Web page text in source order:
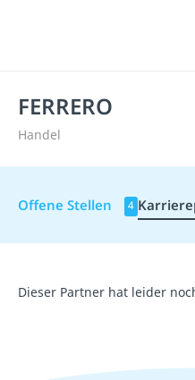
FERRERO
Handel
Offene Stellen 4
Dieser Partner hat leider